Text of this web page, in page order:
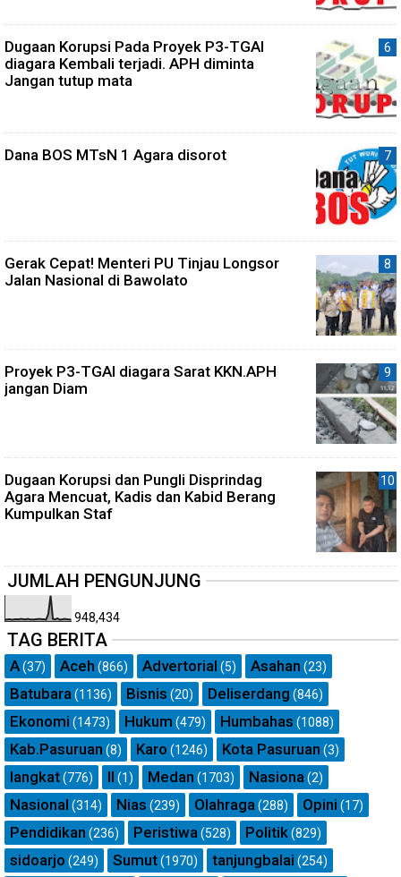
Dugaan Korupsi Pada Proyek P3-TGAI
diagara Kembali terjadi. APH diminta
Jangan tutup mata
Dana BOS MTsN 1 Agara disorot
Gerak Cepat! Menteri PU Tinjau Longsor
Jalan Nasional di Bawolato
Proyek P3-TGAI diagara Sarat KKN.APH
jangan Diam
Dugaan Korupsi dan Pungli Disprindag
Agara Mencuat, Kadis dan Kabid Berang
Kumpulkan Staf
JUMLAH PENGUNJUNG
948,434
TAG BERITA
A(37) Aceh (866) Advertorial (5) Asahan (23)
Batubara (1136) Bisnis (20) Deliserdang (846)
Ekonomi (1473) Hukum (479) Humbahas (1088)
Kab.Pasuruan (8) Karo (1246) Kota Pasuruan (3)
langkat(776) ll (1) Medan (1703) Nasiona (2)
Nasional (314) Nias (239) Olahraga (288) Opini (17)
Pendidikan (236) Peristiwa (528) Politik(829)
sidoarjo (249) Sumut(1970) tanjungbalai (254)